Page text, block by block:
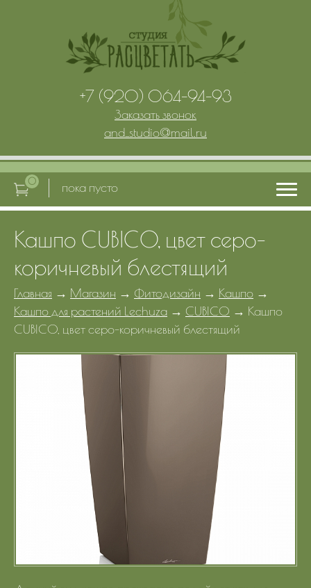
Кашпо CUBICO, цвет серо-
коричневый блестящий
Главная → Магазин → Фитодизайн → Кашпо →
Кашпо для растений Lechuza → CUBICO → Кашпо
CUBICO, цвет серо-коричневый блестящий
+7 (920) 064-94-93
Заказать звонок
and_studio@mail.ru
0 пока пусто
Главная
Услуги
Портфолио
Контакты